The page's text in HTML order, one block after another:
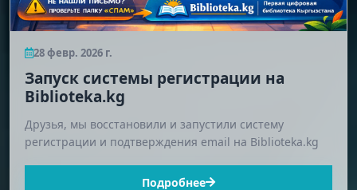
28 февр. 2026 г.
Запуск системы регистрации на
Biblioteka.kg
Друзья, мы восстановили и запустили систему
регистрации и подтверждения email на Biblioteka.kg
Подробнее